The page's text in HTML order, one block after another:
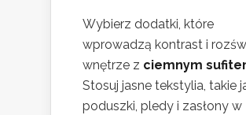
Wybierz dodatki, które
wprowadzą kontrast i
wnętrze z ciemnym
Stosuj jasne tekstylia, takie
poduszki, pledy i zasłony w